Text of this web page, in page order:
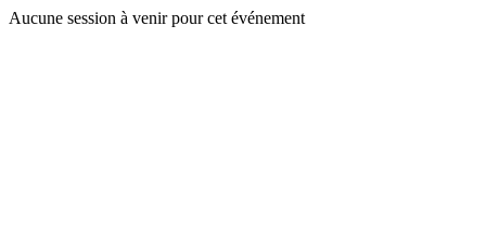
Aucune session à venir pour cet événement